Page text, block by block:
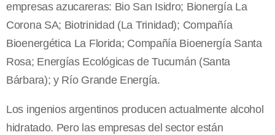
empresas azucareras: Bio San Isidro; Bionergía La
Corona SA; Biotrinidad (La Trinidad); Compañía
Bioenergética La Florida; Compañía Bioenergía Santa
Rosa; Energías Ecológicas de Tucumán (Santa
Bárbara); y Río Grande Energía.
Los ingenios argentinos producen actualmente alcohol
hidratado. Pero las empresas del sector están